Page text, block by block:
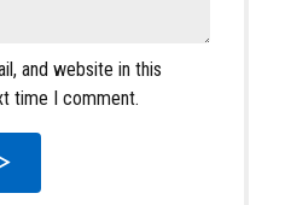
and website in this
time I comment.